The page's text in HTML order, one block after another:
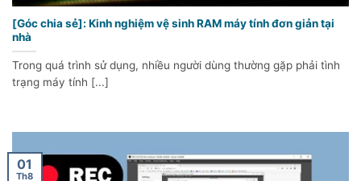
[Góc chia sẻ]: Kinh nghiệm vệ sinh RAM máy tính đơn giản tại
nhà
Trong quá trình sử dụng, nhiều người dùng thường gặp phải tình
trạng máy tính [...]
01
Th8